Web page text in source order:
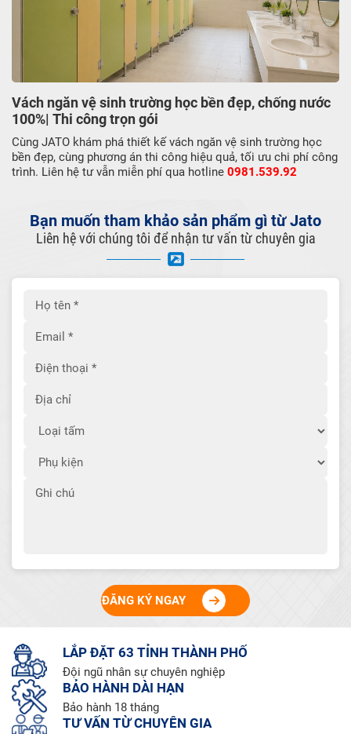
Vách ngăn vệ sinh trường học bền đẹp, chống nước
100%| Thi công trọn gói
Cùng JATO khám phá thiết kế vách ngăn vệ sinh trường học
bền đẹp, cùng phương án thi công hiệu quả, tối ưu chi phí công
trình. Liên hệ tư vẫn miễn phí qua hotline 0981.539.92
Bạn muốn tham khảo sản phẩm gì từ Jato
Liên hệ với chúng tôi để nhận tư vấn từ chuyên gia
ĐĂNG KÝ NGAY
LẮP ĐẶT 63 TỈNH THÀNH PHỐ
Đội ngũ nhân sự chuyên nghiệp
BẢO HÀNH DÀI HẠN
Bảo hành 18 tháng
TƯ VẤN TỪ CHUYÊN GIA